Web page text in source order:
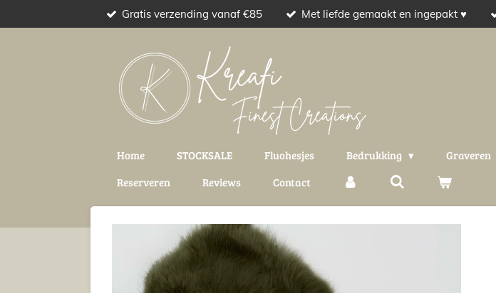
direct
Gratis verzending vanaf €85 Met liefde gemaakt en ingepakt ♥
Home STOCKSALE Fluohesjes Bedrukking Graveren
Reserveren
Reviews Contact